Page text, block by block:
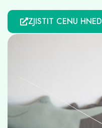
ZJISTIT CENU HNED